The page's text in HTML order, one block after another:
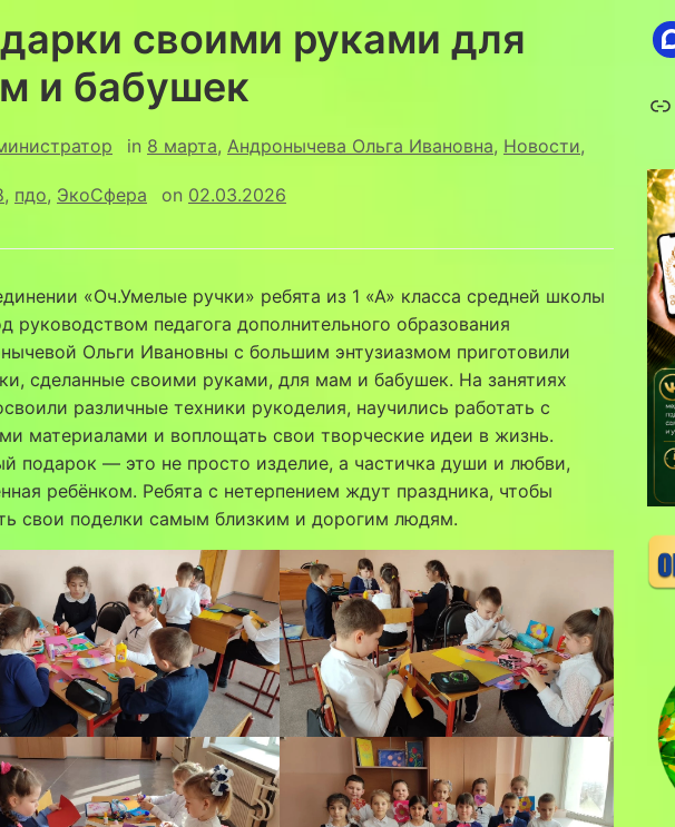
своими руками для
и бабушек
in 8 марта, Андронычева Ольга Ивановна, Новости,
, пдо, ЭкоСфера on 02.03.2026
«Оч.Умелые ручки» ребята из 1 «А» класса средней школы
руководством педагога дополнительного образования
Ольги Ивановны с большим энтузиазмом приготовили
сделанные своими руками, для мам и бабушек. На занятиях
различные техники рукоделия, научились работать с
материалами и воплощать свои творческие идеи в жизнь.
подарок — это не просто изделие, а частичка души и любви,
ребёнком. Ребята с нетерпением ждут праздника, чтобы
свои поделки самым близким и дорогим людям.